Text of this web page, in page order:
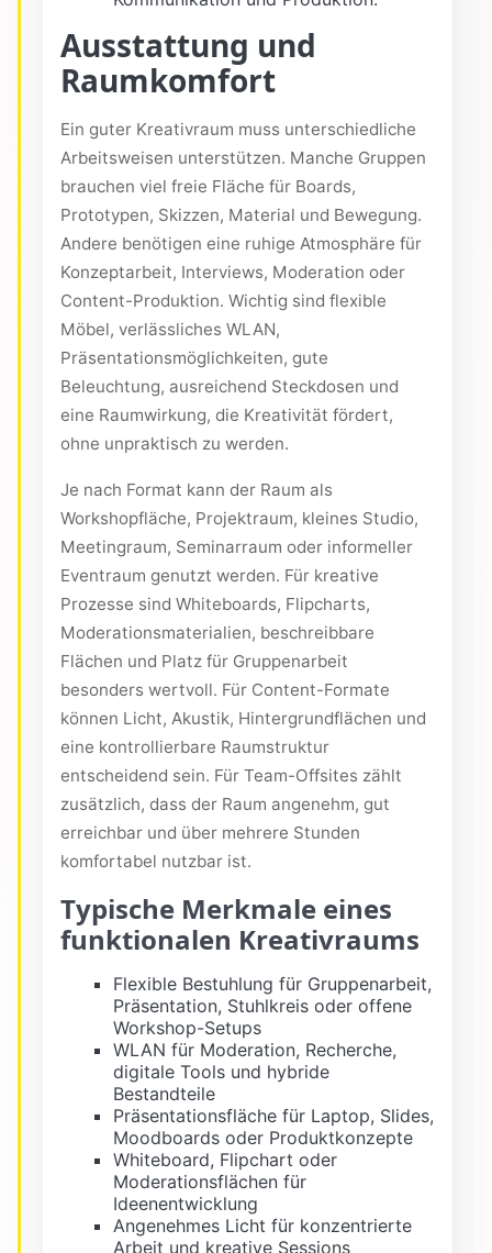
Ausstattung und
Raumkomfort
Ein guter Kreativraum muss unterschiedliche
Arbeitsweisen unterstützen. Manche Gruppen
brauchen viel freie Fläche für Boards,
Prototypen, Skizzen, Material und Bewegung.
Andere benötigen eine ruhige Atmosphäre für
Konzeptarbeit, Interviews, Moderation oder
Content-Produktion. Wichtig sind flexible
Möbel, verlässliches WLAN,
Präsentationsmöglichkeiten, gute
Beleuchtung, ausreichend Steckdosen und
eine Raumwirkung, die Kreativität fördert,
ohne unpraktisch zu werden.
Je nach Format kann der Raum als
Workshopfläche, Projektraum, kleines Studio,
Meetingraum, Seminarraum oder informeller
Eventraum genutzt werden. Für kreative
Prozesse sind Whiteboards, Flipcharts,
Moderationsmaterialien, beschreibbare
Flächen und Platz für Gruppenarbeit
besonders wertvoll. Für Content-Formate
können Licht, Akustik, Hintergrundflächen und
eine kontrollierbare Raumstruktur
entscheidend sein. Für Team-Offsites zählt
zusätzlich, dass der Raum angenehm, gut
erreichbar und über mehrere Stunden
komfortabel nutzbar ist.
Typische Merkmale eines
funktionalen Kreativraums
Flexible Bestuhlung für Gruppenarbeit,
Präsentation, Stuhlkreis oder offene
Workshop-Setups
WLAN für Moderation, Recherche,
digitale Tools und hybride
Bestandteile
Präsentationsfläche für Laptop, Slides,
Moodboards oder Produktkonzepte
Whiteboard, Flipchart oder
Moderationsflächen für
Ideenentwicklung
Angenehmes Licht für konzentrierte
Arbeit und kreative Sessions